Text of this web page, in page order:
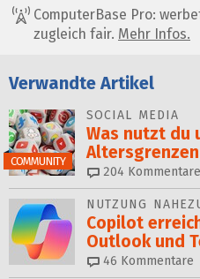
ComputerBase Pro:
zugleich fair. Mehr Infos.
Verwandte Artikel
COMMUNITY
SOCIAL MEDIA
Was nutzt du
204 Kommentare
NUTZUNG
Copilot
Outlook und
46 Kommentare